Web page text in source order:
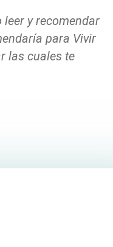
y recomendar
para Vivir
las cuales te